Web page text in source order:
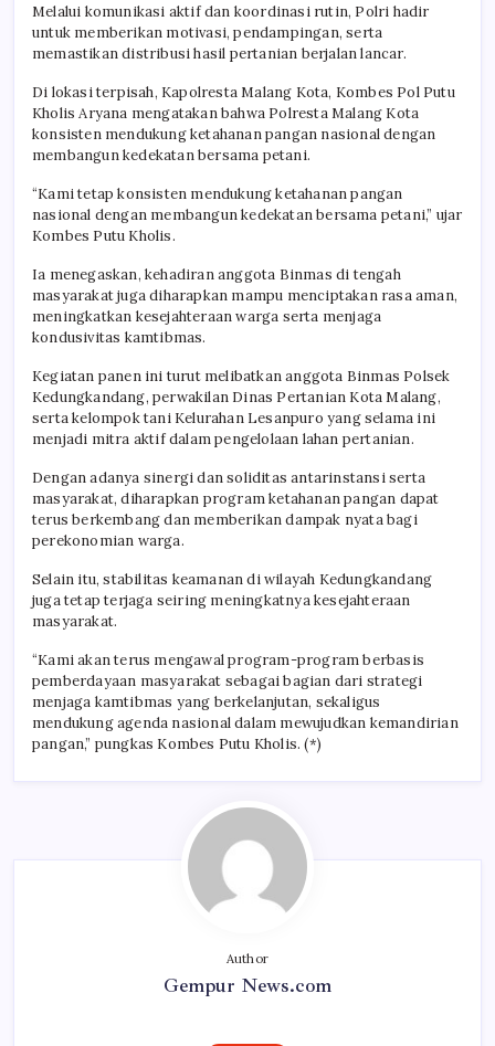
Melalui komunikasi aktif dan koordinasi rutin, Polri hadir
untuk memberikan motivasi, pendampingan, serta
memastikan distribusi hasil pertanian berjalan lancar.
Di lokasi terpisah, Kapolresta Malang Kota, Kombes Pol Putu
Kholis Aryana mengatakan bahwa Polresta Malang Kota
konsisten mendukung ketahanan pangan nasional dengan
membangun kedekatan bersama petani.
“Kami tetap konsisten mendukung ketahanan pangan
nasional dengan membangun kedekatan bersama petani,” ujar
Kombes Putu Kholis.
Ia menegaskan, kehadiran anggota Binmas di tengah
masyarakat juga diharapkan mampu menciptakan rasa aman,
meningkatkan kesejahteraan warga serta menjaga
kondusivitas kamtibmas.
Kegiatan panen ini turut melibatkan anggota Binmas Polsek
Kedungkandang, perwakilan Dinas Pertanian Kota Malang,
serta kelompok tani Kelurahan Lesanpuro yang selama ini
menjadi mitra aktif dalam pengelolaan lahan pertanian.
Dengan adanya sinergi dan soliditas antarinstansi serta
masyarakat, diharapkan program ketahanan pangan dapat
terus berkembang dan memberikan dampak nyata bagi
perekonomian warga.
Selain itu, stabilitas keamanan di wilayah Kedungkandang
juga tetap terjaga seiring meningkatnya kesejahteraan
masyarakat.
“Kami akan terus mengawal program-program berbasis
pemberdayaan masyarakat sebagai bagian dari strategi
menjaga kamtibmas yang berkelanjutan, sekaligus
mendukung agenda nasional dalam mewujudkan kemandirian
pangan,” pungkas Kombes Putu Kholis. (*)
Author
Gempur News.com